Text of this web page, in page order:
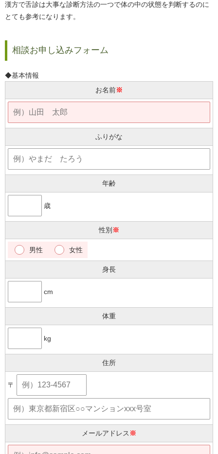
漢方で舌診は大事な診断方法の一つで体の中の状態を判断するのに
とても参考になります。
相談お申し込みフォーム
◆基本情報
お名前※
ふりがな
年齢
歳
性別 ※
男性 女性
身長
cm
体重
kg
住所
〒
メールアドレス ※